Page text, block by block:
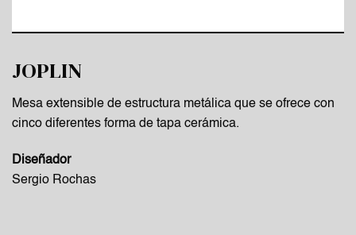
JOPLIN
Mesa extensible de estructura metálica que se ofrece con
cinco diferentes forma de tapa cerámica.
Diseñador
Sergio Rochas